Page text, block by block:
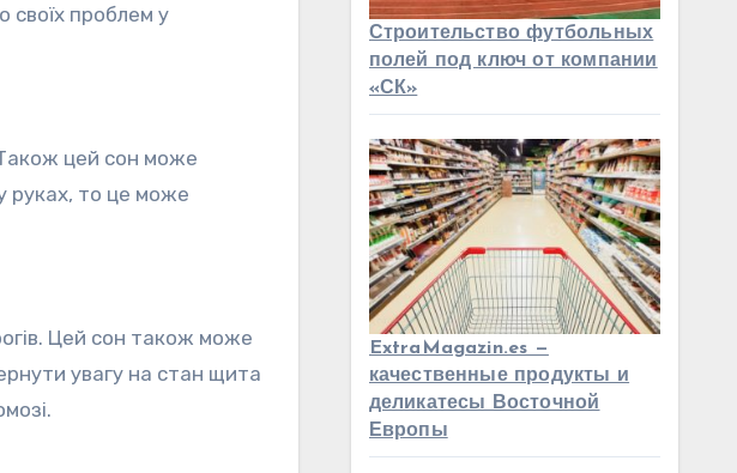
своїх проблем у
Також цей сон може
руках, то це може
Цей сон також може
увагу на стан щита
Строительство футбольных
полей под ключ от компании
«СК»
ExtraMagazin.es —
качественные продукты и
деликатесы Восточной
Европы